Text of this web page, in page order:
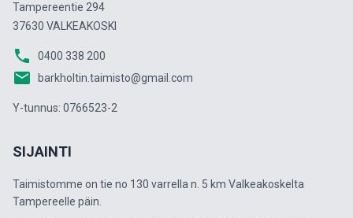
Tampereentie 294
37630 VALKEAKOSKI
phone 0400 338 200
email barkholtin.taimisto@gmail.com
Y-tunnus: 0766523-2
SIJAINTI
Taimistomme on tie no 130 varrella n. 5 km Valkeakoskelta
Tampereelle päin.